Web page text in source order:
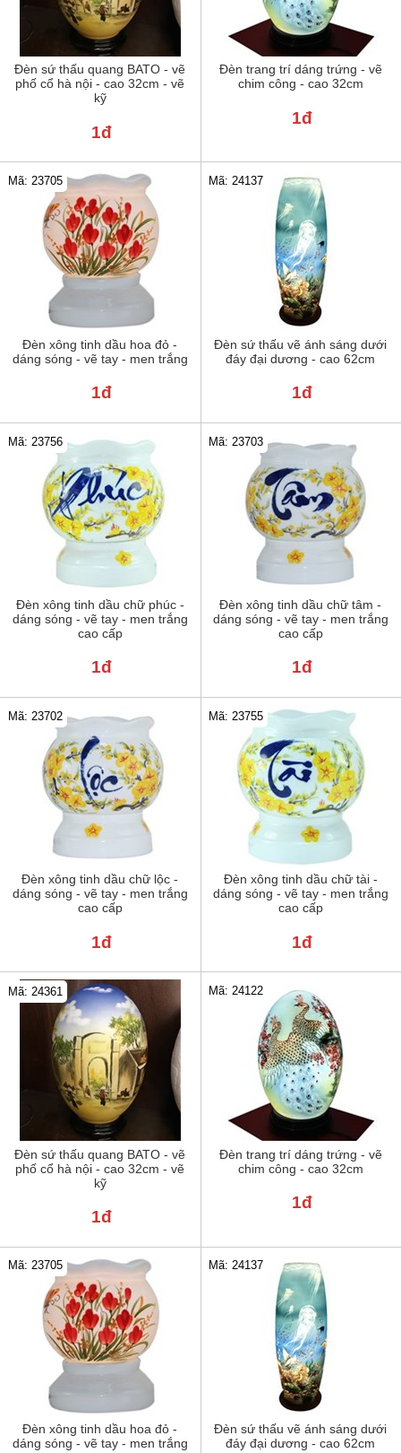
Đèn sứ thấu quang BATO - vẽ
phố cổ hà nội - cao 32cm - vẽ
kỹ
1đ
Đèn trang trí dáng trứng - vẽ
chim công - cao 32cm
1đ
Đèn xông tinh dầu hoa đỏ -
dáng sóng - vẽ tay - men trắng
Mã: 23705
1đ
Đèn sứ thấu vẽ ánh sáng dưới
đáy đại dương - cao 62cm
Mã: 24137
1đ
Đèn xông tinh dầu chữ phúc -
dáng sóng - vẽ tay - men trắng
cao cấp
Mã: 23756
1đ
Đèn xông tinh dầu chữ tâm -
dáng sóng - vẽ tay - men trắng
cao cấp
Mã: 23703
1đ
Đèn xông tinh dầu chữ lộc -
dáng sóng - vẽ tay - men trắng
cao cấp
Mã: 23702
1đ
Đèn xông tinh dầu chữ tài -
dáng sóng - vẽ tay - men trắng
cao cấp
Mã: 23755
1đ
Đèn sứ thấu quang BATO - vẽ
phố cổ hà nội - cao 32cm - vẽ
kỹ
Mã: 24361
1đ
Đèn trang trí dáng trứng - vẽ
chim công - cao 32cm
Mã: 24122
1đ
Đèn xông tinh dầu hoa đỏ -
dáng sóng - vẽ tay - men trắng
Mã: 23705
Đèn sứ thấu vẽ ánh sáng dưới
đáy đại dương - cao 62cm
Mã: 24137